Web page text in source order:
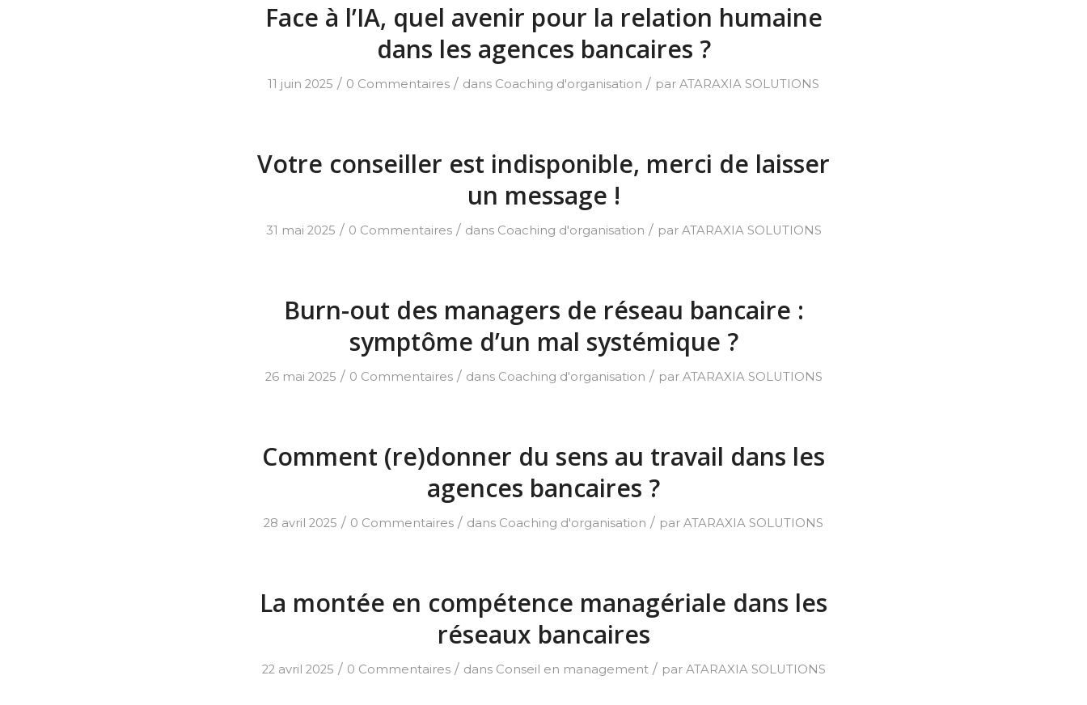
Face à l’IA, quel avenir pour la relation humaine
dans les agences bancaires ?
11 juin 2025 / 0 Commentaires / dans Coaching d'organisation / par ATARAXIA SOLUTIONS
Votre conseiller est indisponible, merci de laisser
un message !
31 mai 2025 / 0 Commentaires / dans Coaching d'organisation / par ATARAXIA SOLUTIONS
Burn-out des managers de réseau bancaire :
symptôme d’un mal systémique ?
26 mai 2025 / 0 Commentaires / dans Coaching d'organisation / par ATARAXIA SOLUTIONS
Comment (re)donner du sens au travail dans les
agences bancaires ?
28 avril 2025 / 0 Commentaires / dans Coaching d'organisation / par ATARAXIA SOLUTIONS
La montée en compétence managériale dans les
réseaux bancaires
22 avril 2025 / 0 Commentaires / dans Conseil en management / par ATARAXIA SOLUTIONS